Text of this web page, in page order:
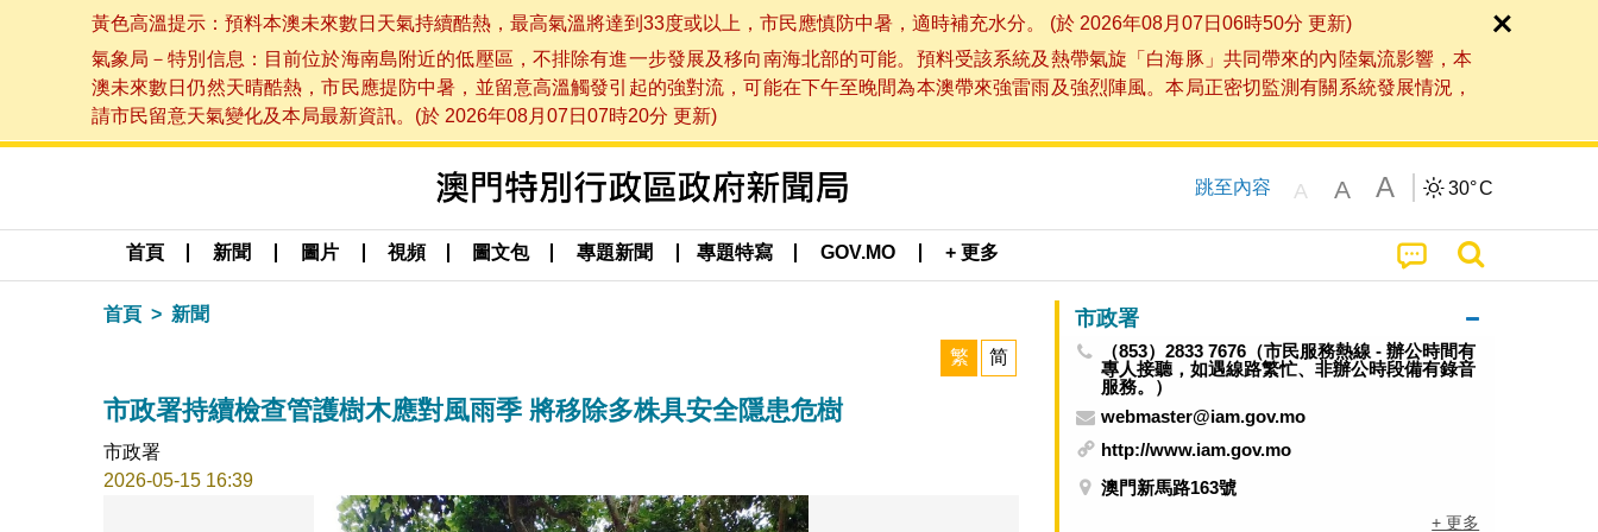
黃色高溫提示：預料本澳未來數日天氣持續酷熱，最高氣溫將達到33度或以上，市民應慎防中暑，適時補充水分。 (於 2026年08月07日06時50分 更新)
氣象局－特別信息：目前位於海南島附近的低壓區，不排除有進一步發展及移向南海北部的可能。預料受該系統及熱帶氣旋「白海豚」共同帶來的內陸氣流影響，本
澳未來數日仍然天晴酷熱，市民應提防中暑，並留意高溫觸發引起的強對流，可能在下午至晚間為本澳帶來強雷雨及強烈陣風。本局正密切監測有關系統發展情況，
請市民留意天氣變化及本局最新資訊。(於 2026年08月07日07時20分 更新)
跳至內容 A A A 30°C
首頁 新聞 圖片 視頻 圖文包 專題新聞 專題特寫 GOV.MO + 更多
首頁 新聞
繁 简
市政署持續檢查管護樹木應對風雨季 將移除多株具安全隱患危樹
市政署
2026-05-15 16:39
市政署
（853）2833 7676（市民服務熱線 - 辦公時間有
專人接聽，如遇線路繁忙、非辦公時段備有錄音
服務。）
webmaster@iam.gov.mo
http://www.iam.gov.mo
澳門新馬路163號
+ 更多